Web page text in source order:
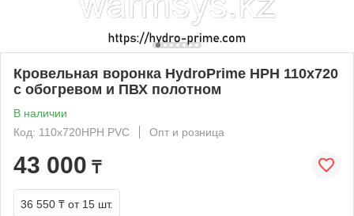
Кровельная воронка HydroPrime HPH 110x720
с обогревом и ПВХ полотном
В наличии
Код: 110х720HPH PVC
Опт и розница
43 000 ₸
36 550 ₸ от 15 шт.